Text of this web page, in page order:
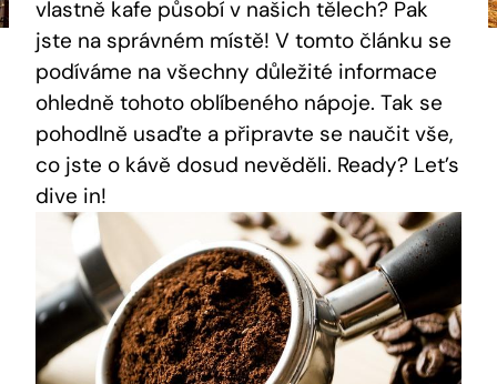
vlastně kafe působí v našich tělech? Pak⁢
jste na správném místě! V⁤ tomto článku⁣ se⁤
podíváme na všechny důležité ⁢informace
⁤ohledně‌ tohoto ‌oblíbeného nápoje. Tak ⁣se
pohodlně usaďte a připravte ⁢se ⁣naučit vše,
co jste o kávě ⁣dosud ⁢nevěděli. ⁤Ready? Let’s
dive in!